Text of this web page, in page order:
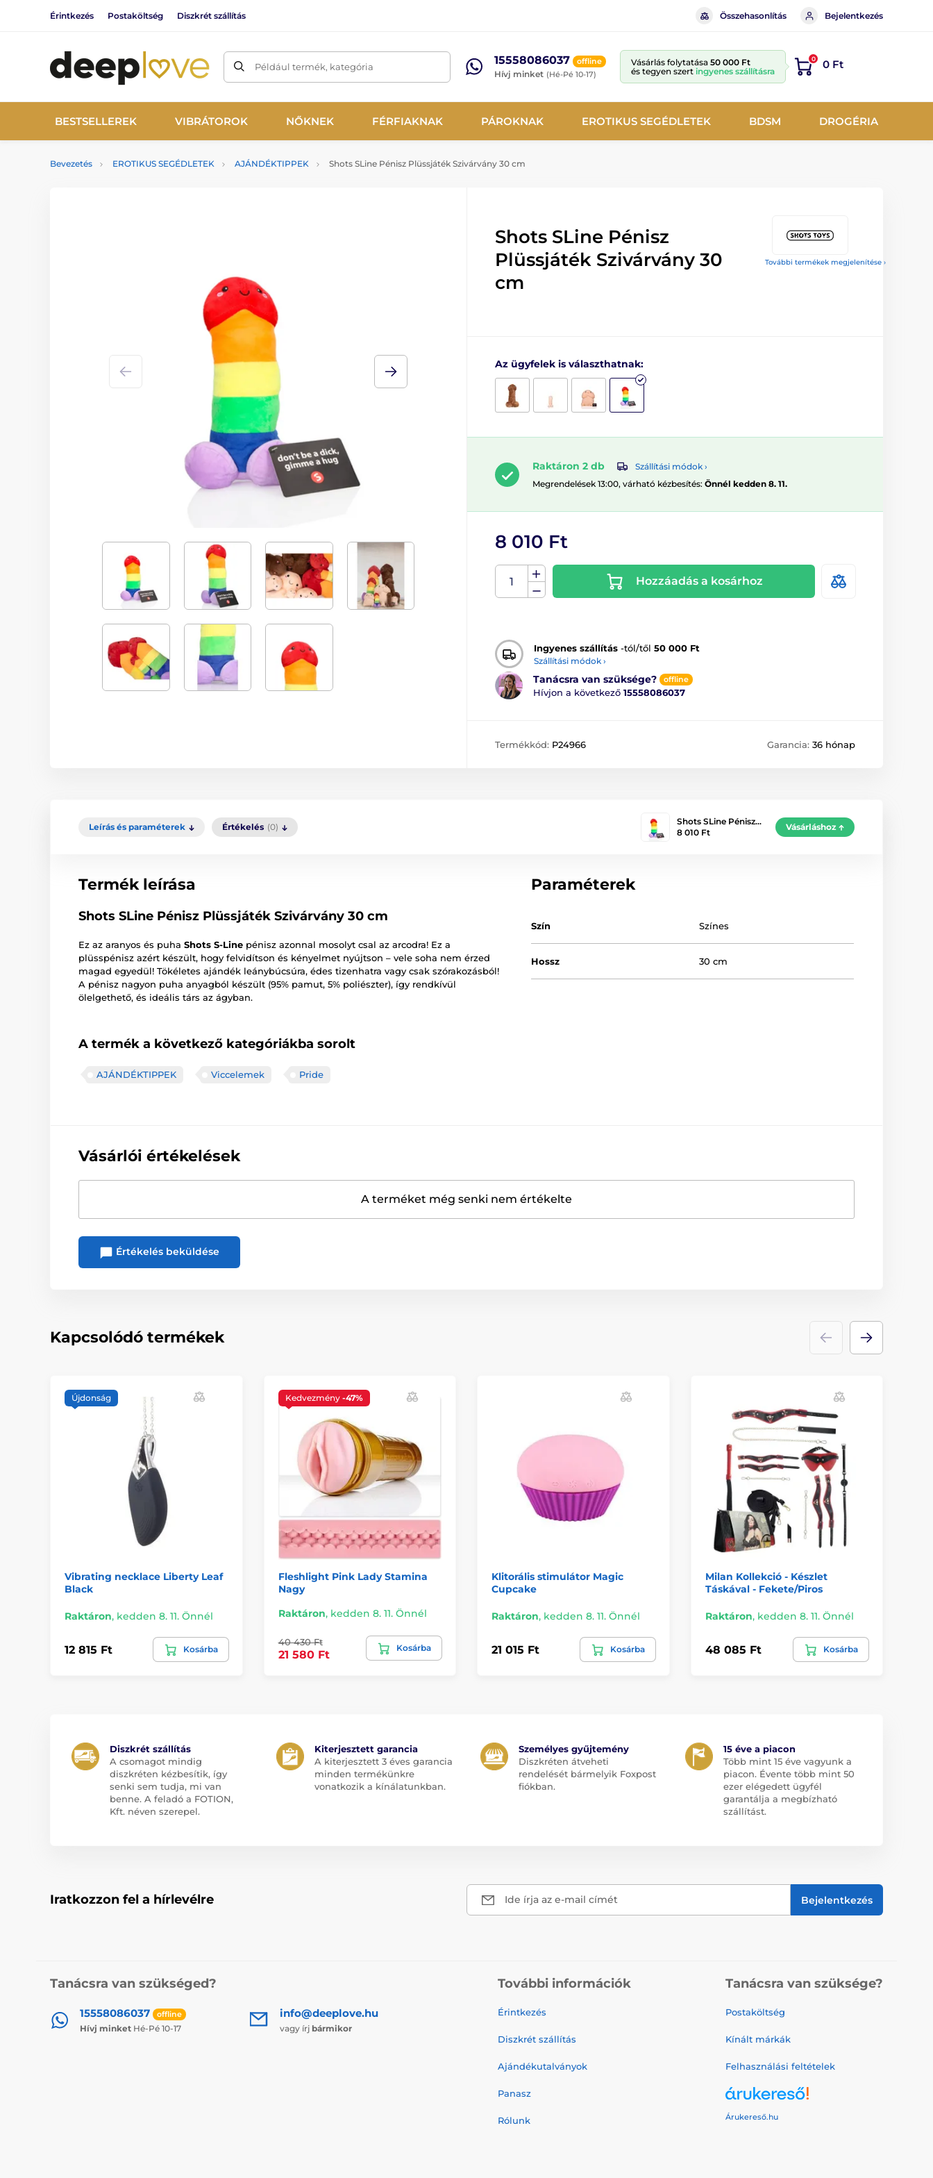
Érintkezés Postaköltség Diszkrét szállítás Összehasonlítás Bejelentkezés
Például termék, kategória 15558086037 offline
Hívj minket (Hé-Pé 10-17)
Vásárlás folytatása 50 000 Ft
és tegyen szert ingyenes szállításra
0 0 Ft
BESTSELLEREK VIBRÁTOROK NŐKNEK FÉRFIAKNAK PÁROKNAK EROTIKUS SEGÉDLETEK BDSM DROGÉRIA
Bevezetés EROTIKUS SEGÉDLETEK AJÁNDÉKTIPPEK Shots SLine Pénisz Plüssjáték Szivárvány 30 cm
További termékek megjelenítése ›
Shots SLine Pénisz
Plüssjáték Szivárvány 30
cm
Az ügyfelek is választhatnak:
Raktáron 2 db
Szállítási módok ›
Megrendelések 13:00, várható kézbesítés: Önnél kedden 8. 11.
8 010 Ft
Hozzáadás a kosárhoz
Ingyenes szállítás -tól/től 50 000 Ft
Szállítási módok ›
Tanácsra van szüksége? offline
Hívjon a következő 15558086037
Termékkód: P24966 Garancia: 36 hónap
Leírás és paraméterek Értékelés (0)
Shots SLine Pénisz…
8 010 Ft
Vásárláshoz
Termék leírása
Shots SLine Pénisz Plüssjáték Szivárvány 30 cm
Ez az aranyos és puha Shots S-Line pénisz azonnal mosolyt csal az arcodra! Ez a
plüsspénisz azért készült, hogy felvidítson és kényelmet nyújtson – vele soha nem érzed
magad egyedül! Tökéletes ajándék leánybúcsúra, édes tizenhatra vagy csak szórakozásból!
A pénisz nagyon puha anyagból készült (95% pamut, 5% poliészter), így rendkívül
ölelgethető, és ideális társ az ágyban.
A termék a következő kategóriákba sorolt
AJÁNDÉKTIPPEK Viccelemek Pride
Paraméterek
Szín Színes
Hossz 30 cm
Vásárlói értékelések
A terméket még senki nem értékelte
Értékelés beküldése
Kapcsolódó termékek
Újdonság
Vibrating necklace Liberty Leaf
Black
Raktáron, kedden 8. 11. Önnél
12 815 Ft Kosárba
Kedvezmény -47%
Fleshlight Pink Lady Stamina
Nagy
Raktáron, kedden 8. 11. Önnél
40 430 Ft
21 580 Ft
Kosárba
Klitorális stimulátor Magic
Cupcake
Raktáron, kedden 8. 11. Önnél
21 015 Ft Kosárba
Milan Kollekció - Készlet
Táskával - Fekete/Piros
Raktáron, kedden 8. 11. Önnél
48 085 Ft Kosárba
Diszkrét szállítás
A csomagot mindig
diszkréten kézbesítik, így
senki sem tudja, mi van
benne. A feladó a FOTION,
Kft. néven szerepel.
Kiterjesztett garancia
A kiterjesztett 3 éves garancia
minden termékünkre
vonatkozik a kínálatunkban.
Személyes gyűjtemény
Diszkréten átveheti
rendelését bármelyik Foxpost
fiókban.
15 éve a piacon
Több mint 15 éve vagyunk a
piacon. Évente több mint 50
ezer elégedett ügyfél
garantálja a megbízható
szállítást.
Iratkozzon fel a hírlevélre Ide írja az e-mail címét Bejelentkezés
Tanácsra van szükséged?
15558086037 offline
Hívj minket Hé-Pé 10-17
info@deeplove.hu
vagy írj bármikor
További információk
Érintkezés
Diszkrét szállítás
Ajándékutalványok
Panasz
Rólunk
Tanácsra van szüksége?
Postaköltség
Kínált márkák
Felhasználási feltételek
Árukereső.hu